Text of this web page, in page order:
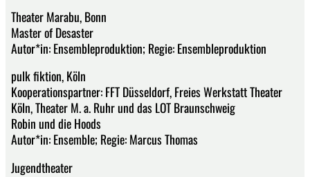
Theater Marabu, Bonn
Master of Desaster
Autor*in: Ensembleproduktion; Regie: Ensembleproduktion
pulk fiktion, Köln
Kooperationspartner: FFT Düsseldorf, Freies Werkstatt Theater
Köln, Theater M. a. Ruhr und das LOT Braunschweig
Robin und die Hoods
Autor*in: Ensemble; Regie: Marcus Thomas
Jugendtheater